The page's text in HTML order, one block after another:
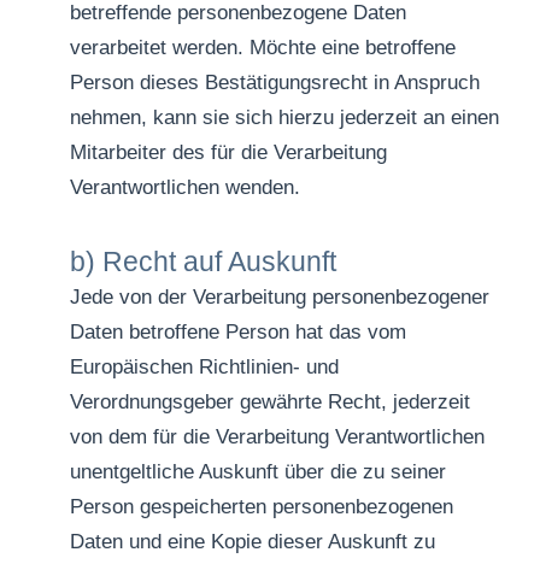
betreffende personenbezogene Daten
verarbeitet werden. Möchte eine betroffene
Person dieses Bestätigungsrecht in Anspruch
nehmen, kann sie sich hierzu jederzeit an einen
Mitarbeiter des für die Verarbeitung
Verantwortlichen wenden.
b) Recht auf Auskunft
Jede von der Verarbeitung personenbezogener
Daten betroffene Person hat das vom
Europäischen Richtlinien- und
Verordnungsgeber gewährte Recht, jederzeit
von dem für die Verarbeitung Verantwortlichen
unentgeltliche Auskunft über die zu seiner
Person gespeicherten personenbezogenen
Daten und eine Kopie dieser Auskunft zu